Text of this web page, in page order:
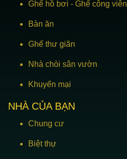
Ghế hồ bơi - Ghế công viên
Bàn ăn
Ghế thư giãn
Nhà chòi sân vườn
Khuyến mại
NHÀ CỦA BẠN
Chung cư
Biệt thự